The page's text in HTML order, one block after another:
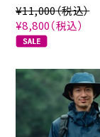
¥11,000（税込）
¥8,800（税込）